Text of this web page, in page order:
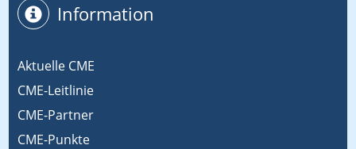
Information
Aktuelle CME
CME-Leitlinie
CME-Partner
CME-Punkte